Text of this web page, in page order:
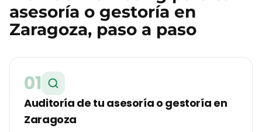
asesoría o gestoría en
Zaragoza, paso a paso
01
Auditoría de tu asesoría o gestoría en
Zaragoza